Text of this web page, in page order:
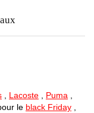
Lacoste Puma
le black Friday